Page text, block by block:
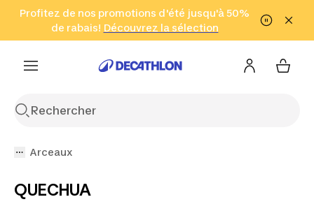
Aller à la recherche Aller au contenu Aller au pied de
Profitez de nos promotions d'été jusqu'à 50%
de rabais! Découvrez la sélection
Cliquez ici
en seulement 2 h!
(Zones sélectionnées)
Arceaux
QUECHUA